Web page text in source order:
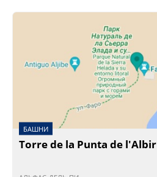
БАШНИ
Torre de la Punta de l'Albir